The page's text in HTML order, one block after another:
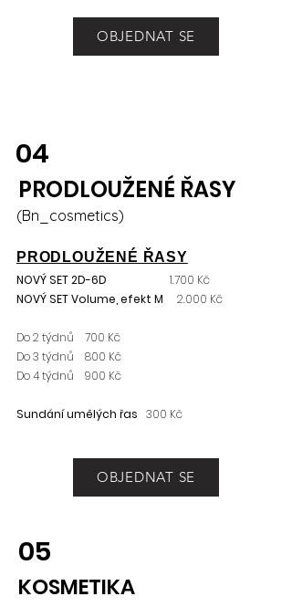
OBJEDNAT SE
04
PRODLOUŽENÉ ŘASY
(Bn_cosmetics)
PRODLOUŽENÉ ŘASY
NOVÝ SET 2D-6D
1.700 Kč
NOVÝ SET Volume, efekt M 2.000 Kč
Do 2 týdnů 700 Kč
Do 3 týdnů 800 Kč
Do 4 týdnů 900 Kč
Sundání umělých řas 300 Kč
OBJEDNAT SE
05
KOSMETIKA